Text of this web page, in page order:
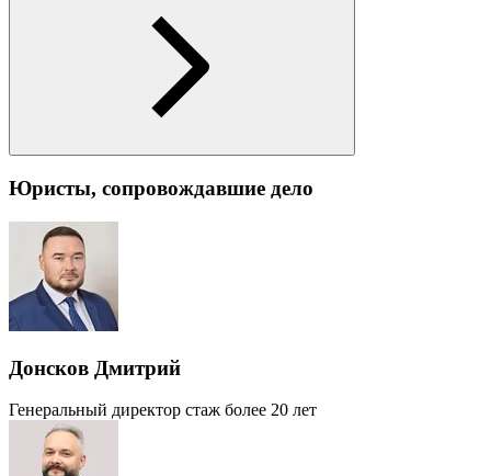
Юристы, сопровождавшие дело
Донсков Дмитрий
Генеральный директор стаж более 20 лет